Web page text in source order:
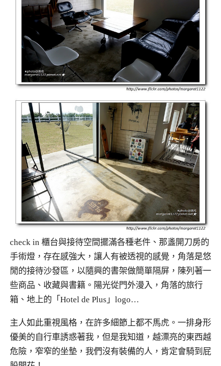
check in 櫃台與接待空間擺滿各種老件、那盞開刀房的
手術燈，存在感強大，讓人有被透視的感覺，角落是悠
閒的接待沙發區，以隨興的書架做簡單隔屏，陳列著一
些商品、收藏與書籍。陽光從門外漫入，角落的旅行
箱、地上的「Hotel de Plus」logo…
主人如此重視風格，在許多細節上都不馬虎。一排身形
優美的自行車誘惑著我，但是我知道，越漂亮的東西越
危險，窄窄的坐墊，我們沒有裝備的人，肯定會騎到屁